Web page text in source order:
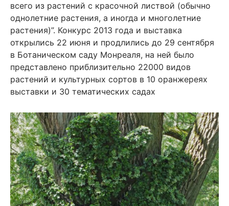
всего из растений с красочной листвой (обычно
однолетние растения, а иногда и многолетние
растения)”. Конкурс 2013 года и выставка
открылись 22 июня и продлились до 29 сентября
в Ботаническом саду Монреаля, на ней было
представлено приблизительно 22000 видов
растений и культурных сортов в 10 оранжереях
выставки и 30 тематических садах